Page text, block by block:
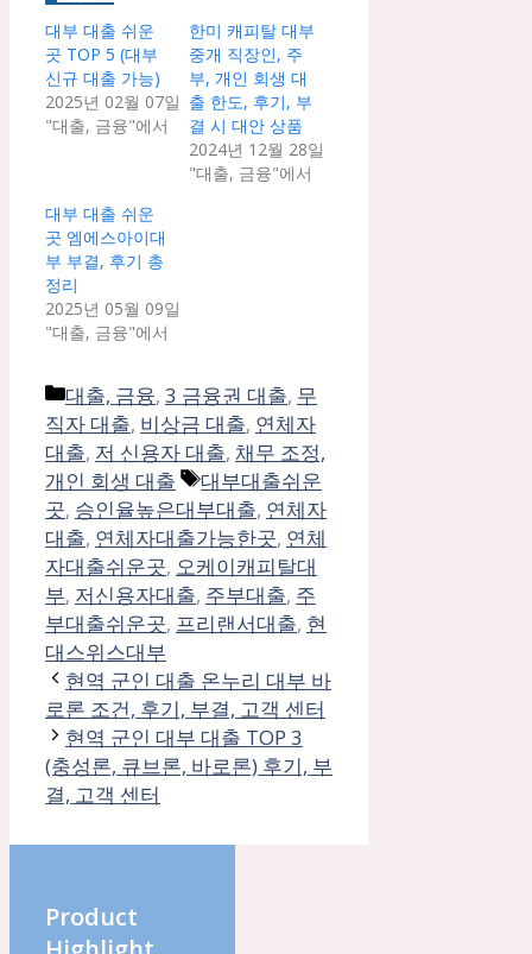
대부 대출 쉬운
곳 TOP 5 (대부
신규 대출 가능)
2025년 02월 07일
"대출, 금융"에서
한미 캐피탈 대부
중개 직장인, 주
부, 개인 회생 대
출 한도, 후기, 부
결 시 대안 상품
2024년 12월 28일
"대출, 금융"에서
대부 대출 쉬운
곳 엠에스아이대
부 부결, 후기 총
정리
2025년 05월 09일
"대출, 금융"에서
카
테
고
리
대출, 금융, 3 금융권 대출, 무
직자 대출, 비상금 대출, 연체자
대출, 저 신용자 대출, 채무 조정,
개인 회생 대출
태
그
대부대출쉬운
곳, 승인율높은대부대출, 연체자
대출, 연체자대출가능한곳, 연체
자대출쉬운곳, 오케이캐피탈대
부, 저신용자대출, 주부대출, 주
부대출쉬운곳, 프리랜서대출, 현
대스위스대부
현역 군인 대출 온누리 대부 바
로론 조건, 후기, 부결, 고객 센터
현역 군인 대부 대출 TOP 3
(충성론, 큐브론, 바로론) 후기, 부
결, 고객 센터
Product